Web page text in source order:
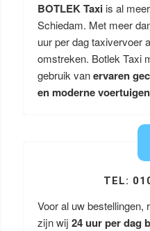
BOTLEK Taxi is al
Schiedam. Met meer
uur per dag taxivervoer
omstreken. Botlek Taxi
gebruik vanervaren
en moderne
TEL:
Voor al uw bestellingen,
zijn wij 24 uur per dag